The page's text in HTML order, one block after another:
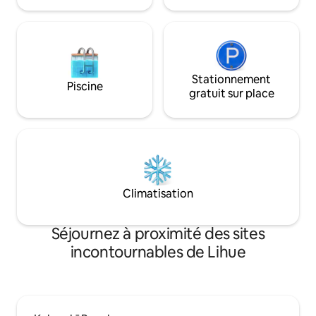
proximité vous emmène à la plage avec
climatisation, un
Piscine
Stationnement
gratuit sur place
Climatisation
Séjournez à proximité des sites
incontournables de Lihue